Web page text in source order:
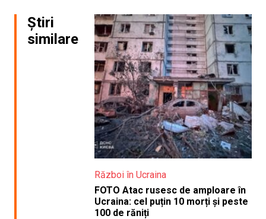
Știri
similare
Război în Ucraina
FOTO Atac rusesc de amploare în
Ucraina: cel puțin 10 morți și peste
100 de răniți